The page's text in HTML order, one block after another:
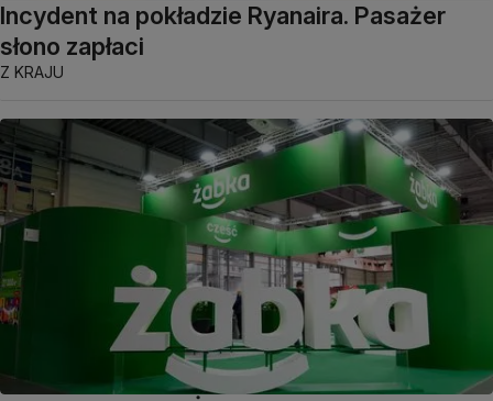
Incydent na pokładzie Ryanaira. Pasażer
słono zapłaci
Z KRAJU